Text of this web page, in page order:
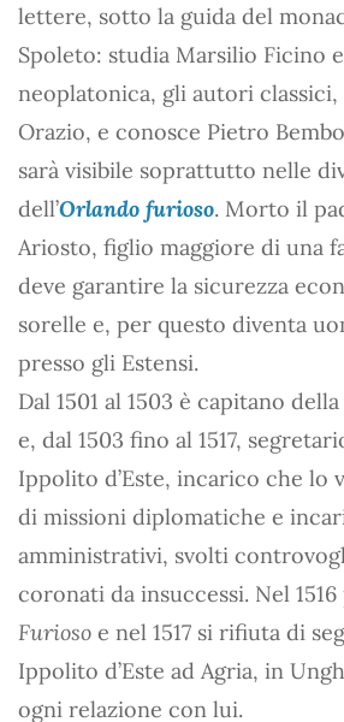
lettere, sotto la guida del
Spoleto: studia Marsilio Ficino
neoplatonica, gli autori
Orazio, e conosce Pietro
sarà visibile soprattutto nelle
dell’Orlando furioso. Morto il
Ariosto, figlio maggiore di una
deve garantire la sicurezza
sorelle e, per questo diventa
presso gli Estensi.
Dal 1501 al 1503 è capitano
e, dal 1503 fino al 1517,
Ippolito d’Este, incarico che lo
di missioni diplomatiche e
amministrativi, svolti
coronati da insuccessi. Nel
Furioso e nel 1517 si rifiuta di
Ippolito d’Este ad Agria, in
ogni relazione con lui.